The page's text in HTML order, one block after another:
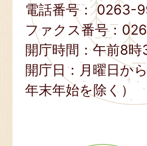
電話番号：0263-
ファクス番号：
開庁時間：午前8
開庁日：月曜日か
年末年始を除く）